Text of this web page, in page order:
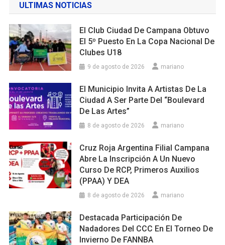
ULTIMAS NOTICIAS
El Club Ciudad De Campana Obtuvo
El 5º Puesto En La Copa Nacional De
Clubes U18
9 de agosto de 2026 mariano
El Municipio Invita A Artistas De La
Ciudad A Ser Parte Del “Boulevard
De Las Artes”
8 de agosto de 2026 mariano
Cruz Roja Argentina Filial Campana
Abre La Inscripción A Un Nuevo
Curso De RCP, Primeros Auxilios
(PPAA) Y DEA
8 de agosto de 2026 mariano
Destacada Participación De
Nadadores Del CCC En El Torneo De
Invierno De FANNBA